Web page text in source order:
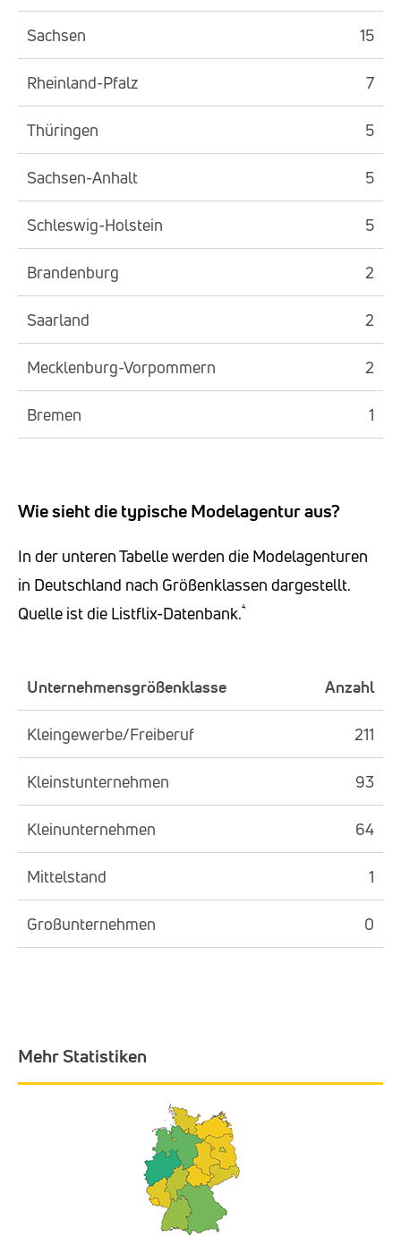
Sachsen 15
Rheinland-Pfalz 7
Thüringen 5
Sachsen-Anhalt 5
Schleswig-Holstein 5
Brandenburg 2
Saarland 2
Mecklenburg-Vorpommern 2
Bremen 1
Wie sieht die typische Modelagentur aus?
In der unteren Tabelle werden die Modelagenturen
in Deutschland nach Größenklassen dargestellt.
Quelle ist die Listflix-Datenbank.⁴
Unternehmensgrößenklasse Anzahl
Kleingewerbe/Freiberuf 211
Kleinstunternehmen 93
Kleinunternehmen 64
Mittelstand 1
Großunternehmen 0
Mehr Statistiken